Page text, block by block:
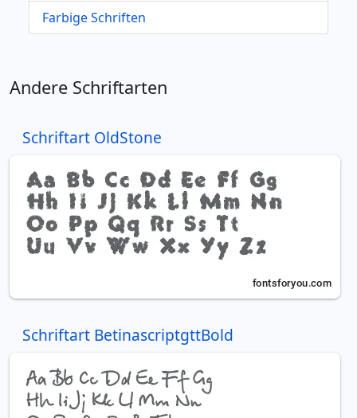
Farbige Schriften
Andere Schriftarten
Schriftart OldStone
Schriftart BetinascriptgttBold